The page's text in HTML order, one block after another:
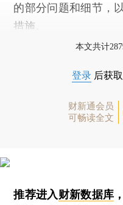
的部分问题和细节，
措施。
本文共计
登录 后获
财新通会员
可畅读全文
推荐进入财新数据库